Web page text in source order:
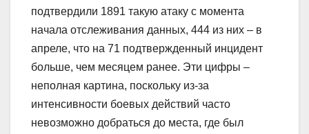
подтвердили 1891 такую атаку с момента
начала отслеживания данных, 444 из них – в
апреле, что на 71 подтвержденный инцидент
больше, чем месяцем ранее. Эти цифры –
неполная картина, поскольку из-за
интенсивности боевых действий часто
невозможно добраться до места, где был